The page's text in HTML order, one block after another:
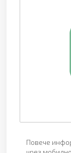
Повече